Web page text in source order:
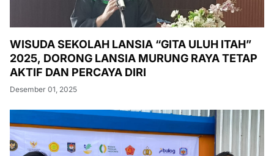
WISUDA SEKOLAH LANSIA “GITA ULUH ITAH”
2025, DORONG LANSIA MURUNG RAYA TETAP
AKTIF DAN PERCAYA DIRI
Desember 01, 2025